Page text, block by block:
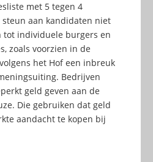
met 5 tegen 4
aan kandidaten niet
tot individuele burgers en
zoals voorzien in de
het Hof een inbreuk
Bedrijven
geld geven aan de
Die gebruiken dat geld
aandacht te kopen bij